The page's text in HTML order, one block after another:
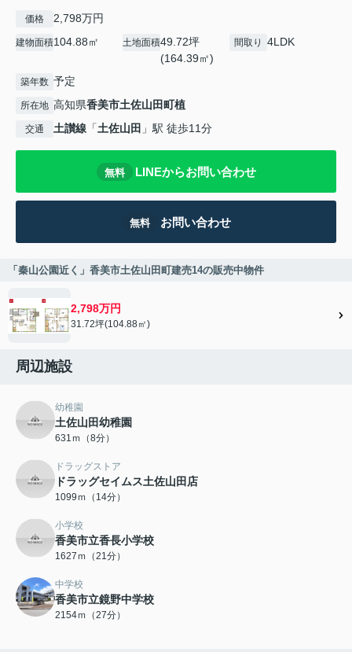
価格 2,798万円
建物面積104.88㎡ 土地面積49.72坪
(164.39㎡)
間取り 4LDK
築年数 予定
所在地 高知県香美市土佐山田町植
交通 土讃線 「土佐山田 」駅 徒歩11分
無料 LINEからお問い合わせ
無料 お問い合わせ
「秦山公園近く」香美市土佐山田町建売14の販売中物件
2,798万円
31.72坪(104.88㎡)
周辺施設
幼稚園
土佐山田幼稚園
631ｍ（8分）
ドラッグストア
ドラッグセイムス土佐山田店
1099ｍ（14分）
小学校
香美市立香長小学校
1627ｍ（21分）
中学校
香美市立鏡野中学校
2154ｍ（27分）